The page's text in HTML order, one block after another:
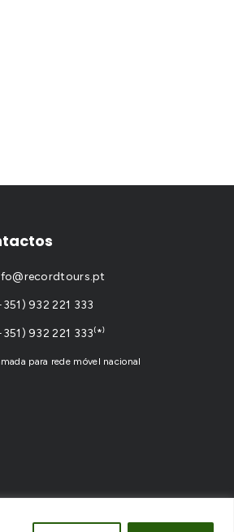
932 221 333
932 221 333⁽*⁾
para rede móvel nacional